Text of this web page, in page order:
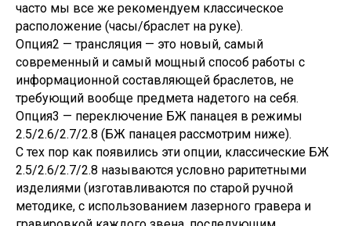
часто мы все же рекомендуем классическое
расположение (часы/браслет на руке).
Опция2 — трансляция — это новый, самый
современный и самый мощный способ работы с
информационной составляющей браслетов, не
требующий вообще предмета надетого на себя.
Опция3 — переключение БЖ панацея в режимы
2.5/2.6/2.7/2.8 (БЖ панацея рассмотрим ниже).
С тех пор как появились эти опции, классические БЖ
2.5/2.6/2.7/2.8 называются условно раритетными
изделиями (изготавливаются по старой ручной
методике, с использованием лазерного гравера и